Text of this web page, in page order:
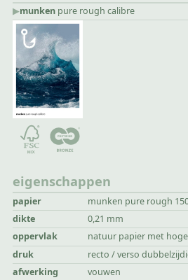
▶︎munken pure rough calibre
eigenschappen
papier
munken pure rough
dikte
0,21 mm
oppervlak
natuur papier met
druk
recto / verso
afwerking
vouwen